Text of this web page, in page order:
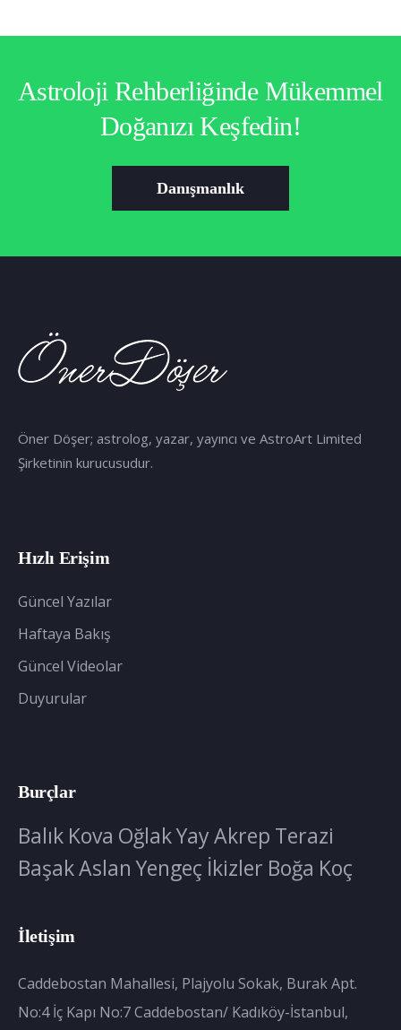
Astroloji Rehberliğinde Mükemmel
Doğanızı Keşfedin!
Danışmanlık
Öner Döşer; astrolog, yazar, yayıncı ve AstroArt Limited
Şirketinin kurucusudur.
Hızlı Erişim
Güncel Yazılar
Haftaya Bakış
Güncel Videolar
Duyurular
Burçlar
Balık Kova OğlakYayAkrep Terazi
BaşakAslan Yengeç İkizler Boğa Koç
İletişim
Caddebostan Mahallesi, Plajyolu Sokak, Burak Apt.
No:4 İç Kapı No:7 Caddebostan/ Kadıköy-İstanbul,